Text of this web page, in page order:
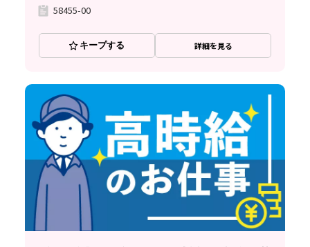
58455-00
キープする 詳細を見る